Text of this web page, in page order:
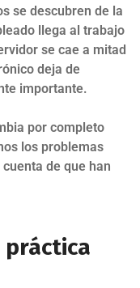
se descubren de la
llega al trabajo
se cae a mitad
deja de
importante.
por completo
los problemas
de que han
práctica